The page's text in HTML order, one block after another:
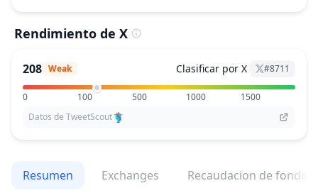
Rendimiento de X
208 Weak Clasificar por X #8711
0 100 500 1000
1500
Datos de TweetScout
Resumen Exchanges Recaudacion de fondos